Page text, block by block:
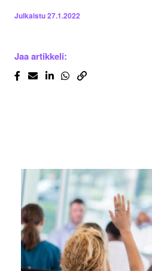
Julkaistu27.1.2022
Jaa artikkeli: